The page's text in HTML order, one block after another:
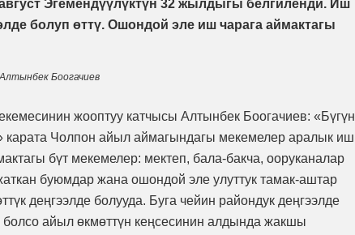
Эгемендүүлүктүн 32 жылдыгы белгиленди. Иш
болуп өттү. Ошондой эле иш чарага аймактагы
Боогачиев
жооптуу катчысы Алтынбек Боогачиев: «Бүгүн
карата Чолпон айыл аймагындагы мекемелер аралык иш
бүт мекемелер: мектеп, бала-бакча, ооруканалар
буюмдар жана ошондой эле улуттук тамак-аштар
деңгээлде болууда. Буга чейин райондук деңгээлде
айыл өкмөттүн кеңсесинин алдында жакшы